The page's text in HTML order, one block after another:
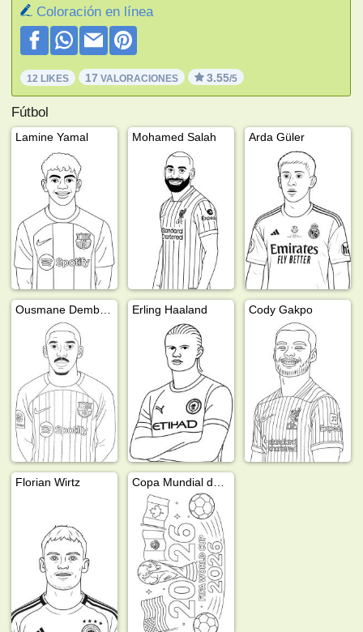
Coloración en línea
12 LIKES 17 VALORACIONES 3.55/5
Fútbol
Lamine Yamal Mohamed Salah Arda Güler
Erling Haaland Cody Gakpo
Florian Wirtz